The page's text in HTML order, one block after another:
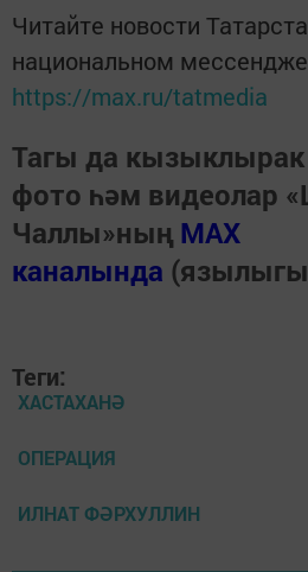
Читайте новости
национальном
https://max.ru/tatmedia
Тагы да
фото һәм видеолар
Чаллы»ның MAX
каналында
Теги:
ХАСТАХАНӘ
ОПЕРАЦИЯ
ИЛНАТ ФӘРХУЛЛИН